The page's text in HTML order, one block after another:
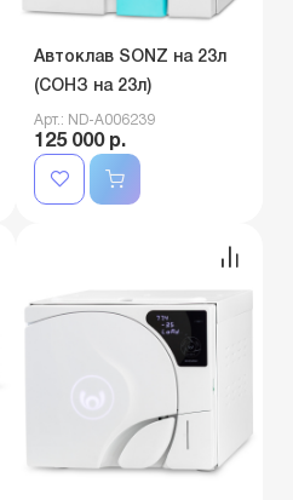
Автоклав SONZ на 23л
(СОНЗ на 23л)
Арт.: ND-A006239
125 000 р.